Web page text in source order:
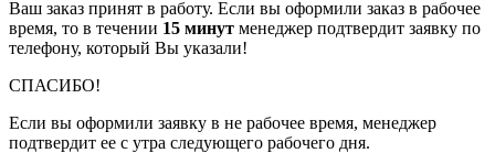
Ваш заказ принят в работу. Если вы оформили заказ в рабочее
время, то в течении 15 минут менеджер подтвердит заявку по
телефону, который Вы указали!
СПАСИБО!
Если вы оформили заявку в не рабочее время, менеджер
подтвердит ее с утра следующего рабочего дня.